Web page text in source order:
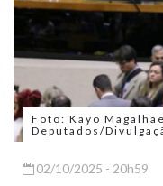
Foto: Kayo
Deputados/
02/10/2025 - 20h59